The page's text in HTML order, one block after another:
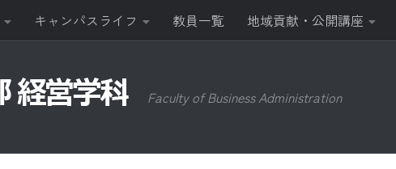
キャンパスライフ 教員一覧 地域貢献・公開講座
Faculty of Business Administration